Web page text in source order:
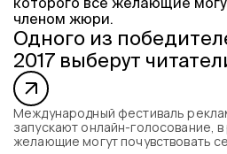
Одного из
2017 выберут
Международный фестиваль
запускают онлайн-голосование,
желающие могут почувствовать